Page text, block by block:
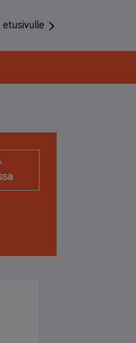
etusivulle